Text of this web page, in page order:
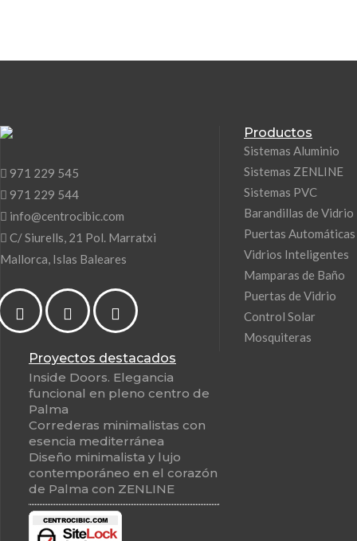
971 229 545
971 229 544
info@centrocibic.com
C/ Siurells, 21 Pol. Marratxi
Mallorca, Islas Baleares
Productos
Sistemas Aluminio
Sistemas ZENLINE
Sistemas PVC
Barandillas de Vidrio
Puertas Automáticas
Vidrios Inteligentes
Mamparas de Baño
Puertas de Vidrio
Control Solar
Mosquiteras
Proyectos destacados
Inside Doors. Elegancia
funcional en pleno centro de
Palma
Correderas minimalistas con
esencia mediterránea
Diseño minimalista y lujo
contemporáneo en el corazón
de Palma con ZENLINE